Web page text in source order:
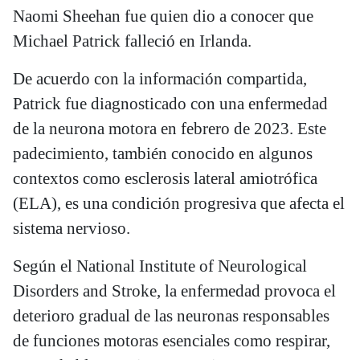
Naomi Sheehan fue quien dio a conocer que
Michael Patrick falleció en Irlanda.
De acuerdo con la información compartida,
Patrick fue diagnosticado con una enfermedad
de la neurona motora en febrero de 2023. Este
padecimiento, también conocido en algunos
contextos como esclerosis lateral amiotrófica
(ELA), es una condición progresiva que afecta el
sistema nervioso.
Según el National Institute of Neurological
Disorders and Stroke, la enfermedad provoca el
deterioro gradual de las neuronas responsables
de funciones motoras esenciales como respirar,